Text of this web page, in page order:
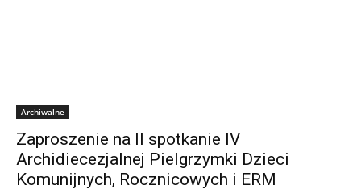
Archiwalne
Zaproszenie na II spotkanie IV
Archidiecezjalnej Pielgrzymki Dzieci
Komunijnych, Rocznicowych i ERM